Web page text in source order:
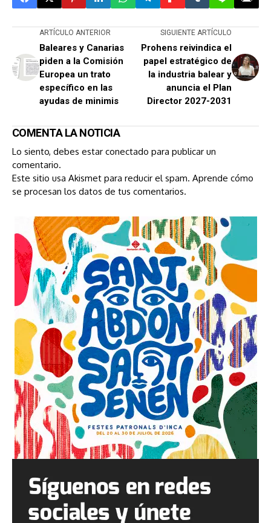
ARTÍCULO ANTERIOR
Baleares y Canarias
piden a la Comisión
Europea un trato
específico en las
ayudas de minimis
SIGUIENTE ARTÍCULO
Prohens reivindica el
papel estratégico de
la industria balear y
anuncia el Plan
Director 2027-2031
COMENTA LA NOTICIA
Lo siento, debes estar conectado para publicar un
comentario.
Este sitio usa Akismet para reducir el spam. Aprende cómo
se procesan los datos de tus comentarios.